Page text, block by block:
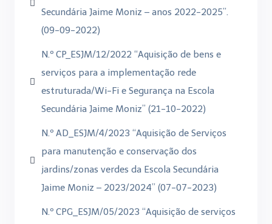
Secundária Jaime Moniz – anos 2022-2025”.
(09-09-2022)
N.º CP_ESJM/12/2022 “Aquisição de bens e
serviços para a implementação rede
estruturada/Wi-Fi e Segurança na Escola
Secundária Jaime Moniz” (21-10-2022)
N.º AD_ESJM/4/2023 “Aquisição de Serviços
para manutenção e conservação dos
jardins/zonas verdes da Escola Secundária
Jaime Moniz – 2023/2024” (07-07-2023)
N.º CPG_ESJM/05/2023 “Aquisição de serviços